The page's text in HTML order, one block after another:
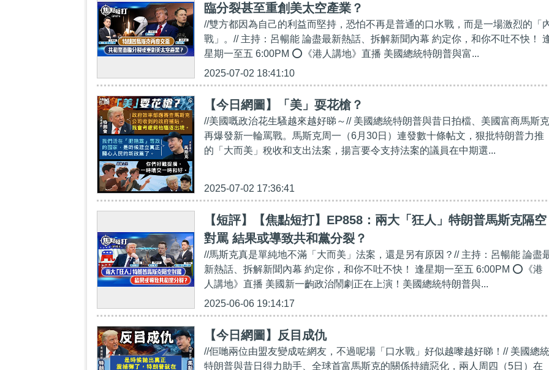
臨分裂甚至重創美太空產業？
//雙方都因為自己的利益而堅持，恐怕不再是普通的口水戰，而是一場激烈的「
戰」。// 主持：呂暢能 論盡最新熱話、拆解新聞內幕 約定你，和你不吐不快！
星期一至五 6:00PM ⭕《港人講地》直播 美國總統特朗普與富...
2025-07-02 18:41:10
【今日網圖】「美」耍花槍？
//美國嘅政治花生騷越來越好睇～// 美國總統特朗普與昔日拍檔、美國富商馬斯克
再爆發新一輪罵戰。馬斯克周一（6月30日）連發數十條帖文，狠批特朗普力推
的「大而美」稅收和支出法案，揚言要令支持法案的議員在中期選...
2025-07-02 17:36:41
【短評】【焦點短打】EP858：兩大「狂人」特朗普馬斯克隔空
對罵 結果或導致共和黨分裂？
//馬斯克真是單純地不滿「大而美」法案，還是另有原因？// 主持：呂暢能 論盡
新熱話、拆解新聞內幕 約定你，和你不吐不快！ 逢星期一至五 6:00PM ⭕《港
人講地》直播 美國新一齣政治鬧劇正在上演！美國總統特朗普與...
2025-06-06 19:14:17
【今日網圖】反目成仇
//佢哋兩位由盟友變成咗網友，不過呢場「口水戰」好似越嚟越好睇！// 美國總統
特朗普與昔日得力助手、全球首富馬斯克的關係持續惡化，兩人周四（5日）在